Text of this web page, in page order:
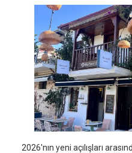
2026'nın yeni açılışları